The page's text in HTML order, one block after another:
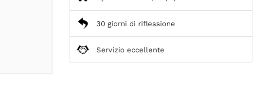
30 giorni di riflessione
Servizio eccellente